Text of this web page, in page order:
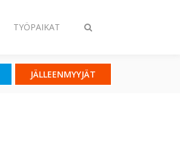
Vaihda
TYÖPAIKAT
JÄLLEENMYYJÄT